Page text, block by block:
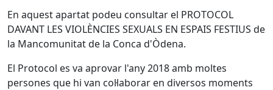
En aquest apartat podeu consultar el PROTOCOL
DAVANT LES VIOLÈNCIES SEXUALS EN ESPAIS FESTIUS de
la Mancomunitat de la Conca d'Òdena.
El Protocol es va aprovar l'any 2018 amb moltes
persones que hi van col·laborar en diversos moments